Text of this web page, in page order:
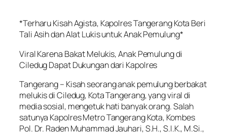
*Terharu Kisah Agista, Kapolres Tangerang Kota Beri
Tali Asih dan Alat Lukis untuk Anak Pemulung*
Viral Karena Bakat Melukis, Anak Pemulung di
Ciledug Dapat Dukungan dari Kapolres
Tangerang – Kisah seorang anak pemulung berbakat
melukis di Ciledug, Kota Tangerang, yang viral di
media sosial, mengetuk hati banyak orang. Salah
satunya Kapolres Metro Tangerang Kota, Kombes
Pol. Dr. Raden Muhammad Jauhari, S.H., S.I.K., M.Si.,